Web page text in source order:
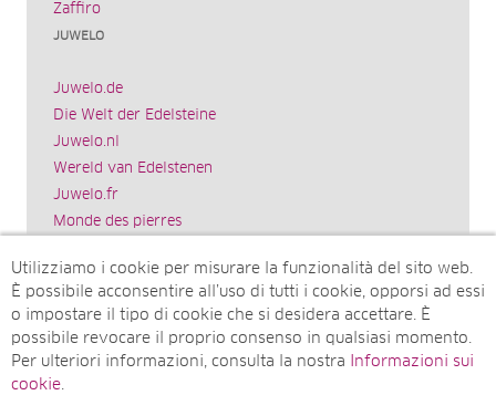
Zaffiro
JUWELO
Juwelo.de
Die Welt der Edelsteine
Juwelo.nl
Wereld van Edelstenen
Juwelo.fr
Monde des pierres
El mundo de las piedras preciosas
Rocks & Co.
Juwelo.com
Ädelstenarnas Värld
Utilizziamo i cookie per misurare la funzionalità del sito web.
È possibile acconsentire all’uso di tutti i cookie, opporsi ad essi
o impostare il tipo di cookie che si desidera accettare. È
possibile revocare il proprio consenso in qualsiasi momento.
Per ulteriori informazioni, consulta la nostra
Informazioni sui
cookie.